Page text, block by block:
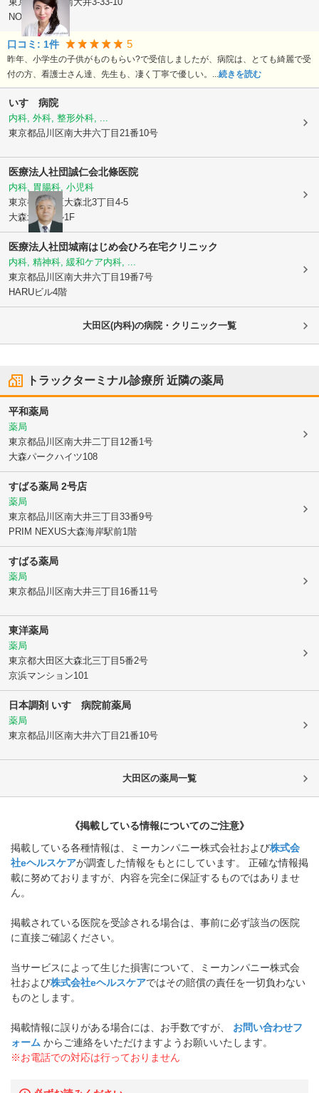
NORIビル3階
口コミ: 1件 5
昨年、小学生の子供がものもらい?で受信しましたが、病院は、とても綺麗で受
付の方、看護士さん達、先生も、凄く丁寧で優しい。... 続きを読む
いすゞ病院
内科, 外科, 整形外科, ...
東京都品川区南大井六丁目21番10号
医療法人社団誠仁会北條医院
内科, 胃腸科, 小児科
東京都大田区大森北3丁目4-5
大森北誠ビル1F
医療法人社団城南はじめ会ひろ在宅クリニック
内科, 精神科, 緩和ケア内科, ...
東京都品川区南大井六丁目19番7号
HARUビル4階
大田区(内科)の病院・クリニック一覧
トラックターミナル診療所 近隣の薬局
平和薬局
薬局
東京都品川区南大井二丁目12番1号
大森パークハイツ108
すばる薬局 2号店
薬局
東京都品川区南大井三丁目33番9号
PRIM NEXUS大森海岸駅前1階
すばる薬局
薬局
東京都品川区南大井三丁目16番11号
東洋薬局
薬局
東京都大田区大森北三丁目5番2号
京浜マンション101
日本調剤 いすゞ病院前薬局
薬局
東京都品川区南大井六丁目21番10号
大田区の薬局一覧
《掲載している情報についてのご注意》
掲載している各種情報は、ミーカンパニー株式会社および株式会
社eヘルスケアが調査した情報をもとにしています。 正確な情報掲
載に努めておりますが、内容を完全に保証するものではありませ
ん。
掲載されている医院を受診される場合は、事前に必ず該当の医院
に直接ご確認ください。
当サービスによって生じた損害について、ミーカンパニー株式会
社および株式会社eヘルスケアではその賠償の責任を一切負わない
ものとします。
掲載情報に誤りがある場合には、お手数ですが、
お問い合わせフ
ォーム からご連絡をいただけますようお願いいたします。
※お電話での対応は行っておりません